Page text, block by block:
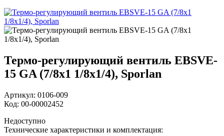
Термо-регулирующий вентиль EBSVE-
15 GA (7/8х1 1/8х1/4), Sporlan
Артикул: 0106-009
Код: 00-00002452
Недоступно
Технические характеристики и комплектация: